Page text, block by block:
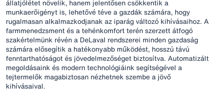
állatjólétet növelik, hanem jelentősen csökkentik a
munkaerőigényt is, lehetővé téve a gazdák számára, hogy
rugalmasan alkalmazkodjanak az iparág változó kihívásaihoz. A
farmmenedzsment és a tehénkomfort terén szerzett átfogó
szakértelmünk révén a DeLaval rendszerei minden gazdaság
számára elősegítik a hatékonyabb működést, hosszú távú
fenntarthatóságot és jövedelmezőséget biztosítva. Automatizált
megoldásaink és modern technológiáink segítségével a
tejtermelők magabiztosan nézhetnek szembe a jövő
kihívásaival.